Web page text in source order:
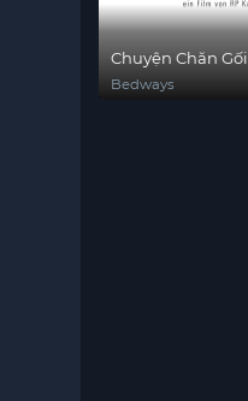
Chuyện Chăn Gối
Bedways